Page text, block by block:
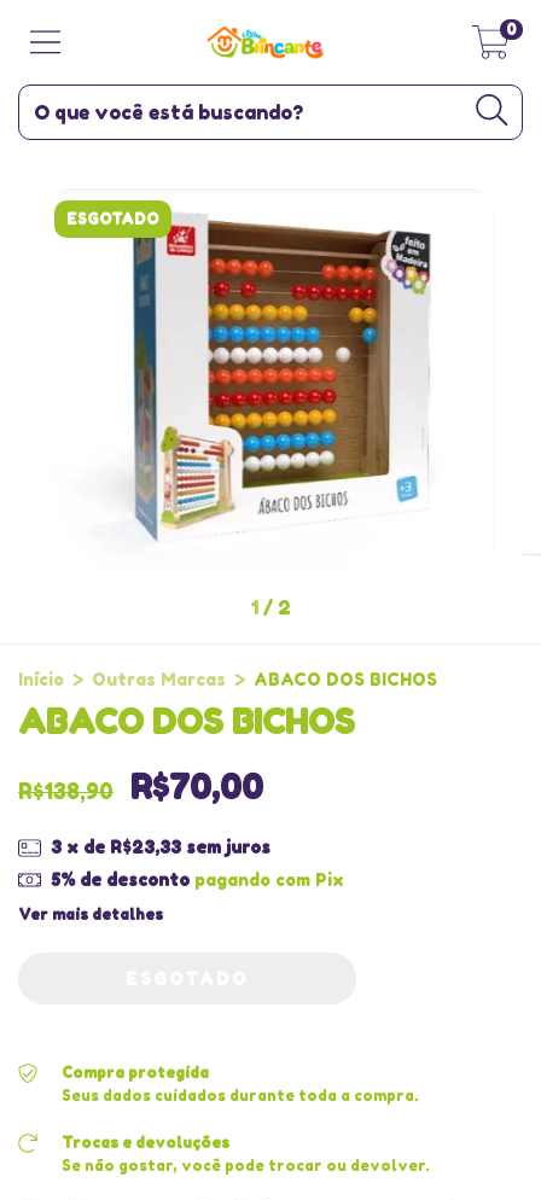
0
ESGOTADO
1 / 2
Início > Outras Marcas > ABACO DOS BICHOS
ABACO DOS BICHOS
R$138,90 R$70,00
3 x de R$23,33 sem juros
5% de descontopagando com Pix
Ver mais detalhes
Compra protegida
Seus dados cuidados durante toda a compra.
Trocas e devoluções
Se não gostar, você pode trocar ou devolver.